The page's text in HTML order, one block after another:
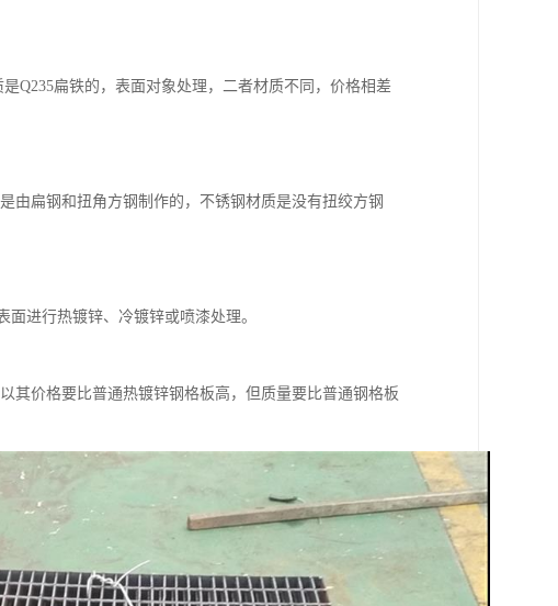
Q235扁铁的，表面对象处理，二者材质不同，价格相差
由扁钢和扭角方钢制作的，不锈钢材质是没有扭绞方钢
进行热镀锌、冷镀锌或喷漆处理。
其价格要比普通热镀锌钢格板高，但质量要比普通钢格板